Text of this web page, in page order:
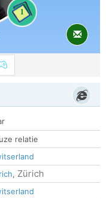
1
relatie
, Zürich